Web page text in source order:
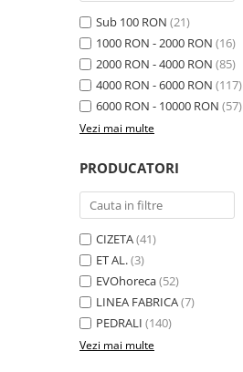
Sub 100 RON (21)
1000 RON - 2000 RON (16)
2000 RON - 4000 RON (85)
4000 RON - 6000 RON (117)
6000 RON - 10000 RON (57)
Vezi mai multe
PRODUCATORI
CIZETA(41)
ET AL.(3)
EVOhoreca(52)
LINEA FABRICA(7)
PEDRALI (140)
Vezi mai multe